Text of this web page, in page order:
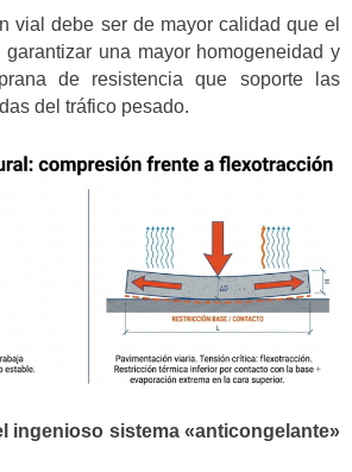
vial debe ser de mayor calidad que el
una mayor homogeneidad y
de resistencia que soporte las
del tráfico pesado.
ingenioso sistema «anticongelante»